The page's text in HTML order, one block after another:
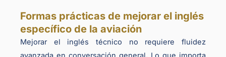
Formas prácticas de mejorar el inglés
específico de la aviación
Mejorar el inglés técnico no requiere fluidez